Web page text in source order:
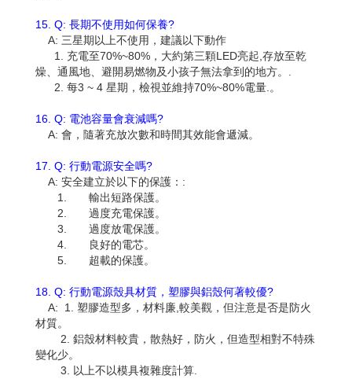
15. Q: 長期不使用如何保養?
A: 三星期以上不使用，建議以下動作
1. 充電至70%~80%，大約第三顆LED亮起,存放至乾
燥、通風地、避開易燃物及小孩子無法拿到的地方。.
2. 每3 ~ 4 星期，檢視並維持70%~80%電量.。
16. Q: 電池容量會衰減嗎?
A: 會，隨著充放次數和時間其效能會遞減。
17. Q: 行動電源安全嗎?
A: 安全建立於以下的保護：:
1. 輸出短路保護。
2. 過度充電保護。
3. 過度放電保護。
4. 良好的電芯。
5. 超載的保護。
18. Q: 行動電源殼具材質，塑膠與鋁殼何著較優?
A: 1. 塑膠造型多，材料廉,較美觀，但注意是否是防火
材質。
2. 鋁殼材料較貴，散熱好，防火，但造型相對不特殊
變化少。
3. 以上不以模具複雜度計算.